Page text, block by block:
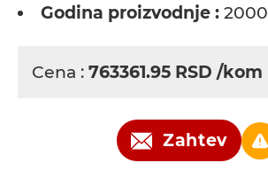
Godina proizvodnje : 2000
Cena : 763361.95 RSD /kom
Zahtev